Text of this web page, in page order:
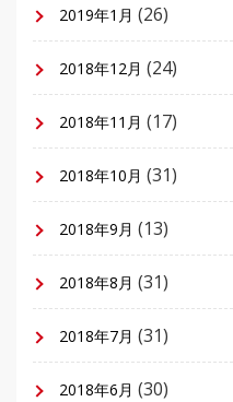
2019年1月 (26)
2018年12月 (24)
2018年11月 (17)
2018年10月 (31)
2018年9月 (13)
2018年8月 (31)
2018年7月 (31)
2018年6月 (30)